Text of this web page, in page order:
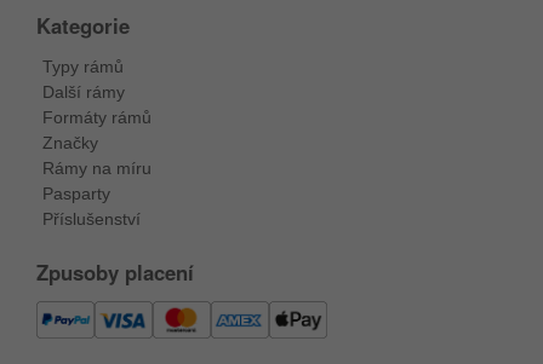
Kategorie
Typy rámů
Další rámy
Formáty rámů
Značky
Rámy na míru
Pasparty
Příslušenství
Zpusoby placení